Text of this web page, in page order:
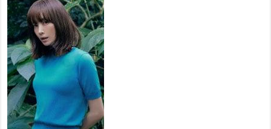
Тусгай замын автобус /BRT/
төслийн удирдах хорооны
ээлжит хуралдаан боллоо
2026 оны 7 сар 21 / 16 цаг 43 минут
Ерөнхий сайд Н.Учрал БНХАУ-
аас Монгол Улсад суугаа
Элчин сайд Шэнь
Миньжюанийг хүлээн авч
уулзав
2026 оны 7 сар 21 / 16 цаг 39 минут